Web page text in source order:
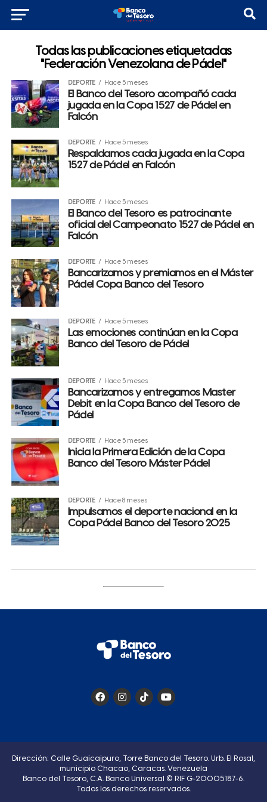
Todas las publicaciones etiquetadas
"Federación Venezolana de Pádel"
DEPORTE Hace 5 meses
El Banco del Tesoro acompañó cada
jugada en la Copa 1527 de Pádel en
Falcón
DEPORTE Hace 5 meses
Respaldamos cada jugada en la Copa
1527 de Pádel en Falcón
DEPORTE Hace 5 meses
El Banco del Tesoro es patrocinante
oficial del Campeonato 1527 de Pádel en
Falcón
DEPORTE Hace 5 meses
Bancarizamos y premiamos en el Máster
Pádel Copa Banco del Tesoro
DEPORTE Hace 5 meses
Las emociones continúan en la Copa
Banco del Tesoro de Pádel
DEPORTE Hace 5 meses
Bancarizamos y entregamos Master
Debit en la Copa Banco del Tesoro de
Pádel
DEPORTE Hace 5 meses
Inicia la Primera Edición de la Copa
Banco del Tesoro Máster Pádel
DEPORTE Hace 8 meses
Impulsamos el deporte nacional en la
Copa Pádel Banco del Tesoro 2025
Dirección: Calle Guaicaipuro, Torre Banco del Tesoro. Urb. El Rosal,
municipio Chacao, Caracas. Venezuela
Banco del Tesoro, C.A. Banco Universal © RIF G-20005187-6.
Todos los derechos reservados.